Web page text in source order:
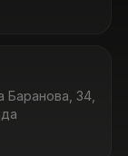
Баранова, 34,